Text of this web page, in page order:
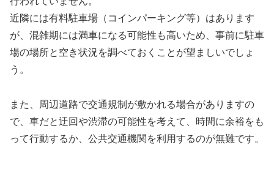
近隣には有料駐車場（コインパーキング等）はあります
が、混雑期には満車になる可能性も高いため、事前に駐車
場の場所と空き状況を調べておくことが望ましいでしょ
う。
また、周辺道路で交通規制が敷かれる場合がありますの
で、車だと迂回や渋滞の可能性を考えて、時間に余裕をも
って行動するか、公共交通機関を利用するのが無難です。